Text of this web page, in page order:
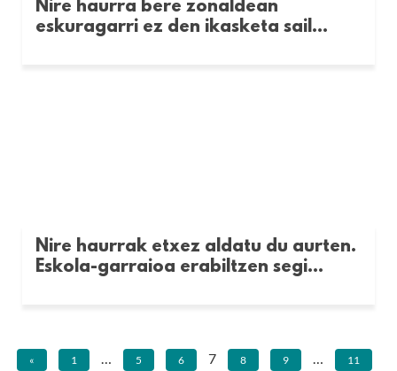
Nire haurra bere zonaldean
eskuragarri ez den ikasketa sail...
Nire haurrak etxez aldatu du aurten.
Eskola-garraioa erabiltzen segi...
« 1 … 5 6 7 8 9 … 11